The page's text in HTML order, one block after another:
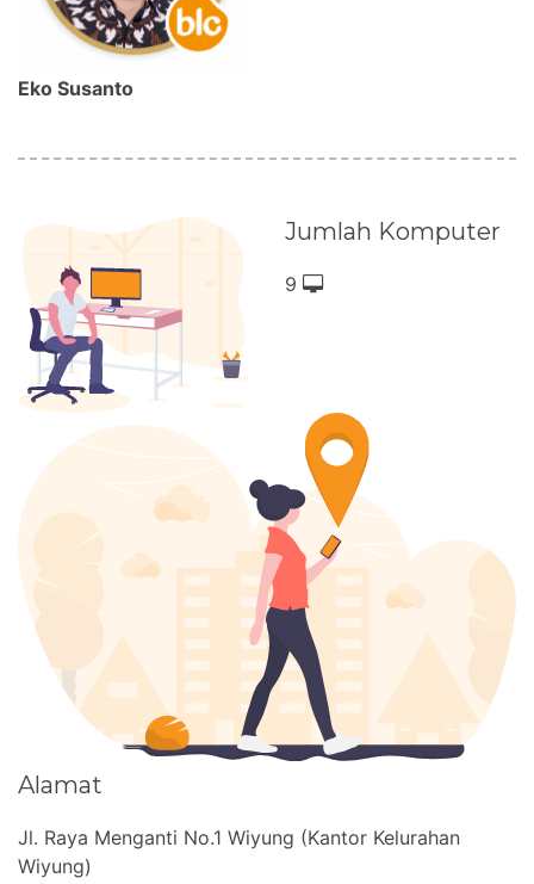
Eko Susanto
Jumlah Komputer
9
Alamat
Jl. Raya Menganti No.1 Wiyung (Kantor Kelurahan
Wiyung)